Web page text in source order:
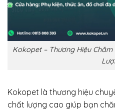
Kokopet – Thương Hiệu
Kokopet là thương hiệu
chất lượng cao giúp bạn